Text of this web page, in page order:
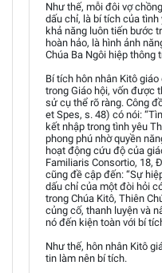
Như thế, mỗi đôi vợ
dấu chỉ, là bí tích của
khả năng luôn tiến bước
hoàn hảo, là hình ảnh
Chúa Ba Ngôi hiệp thông
Bí tích hôn nhân Kitô
trong Giáo hội, vốn được
sử cụ thể rõ ràng. Công
et Spes, s. 48) có nói:
kết nhập trong tình yêu
phong phú nhờ quyền
hoạt động cứu độ của
Familiaris Consortio, 18,
cũng đề cập đến: “Sự
dấu chỉ của một đòi hỏi
trong Chúa Kitô, Thiên
củng cố, thanh luyện và
nó đến kiện toàn với bí
Như thế, hôn nhân Kitô
tin làm nên bí tích.